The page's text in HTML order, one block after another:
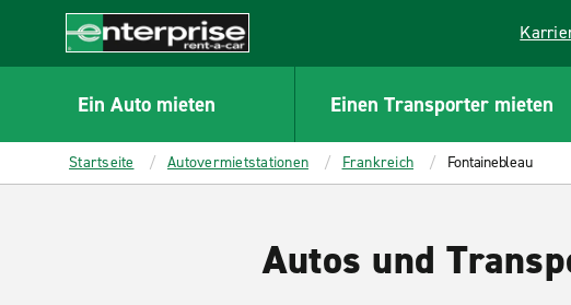
CONTENT
Enterprise
Link
Ein Auto mieten Einen Transporter mieten
Startseite Autovermietstationen Frankreich Fontainebleau
Autos und